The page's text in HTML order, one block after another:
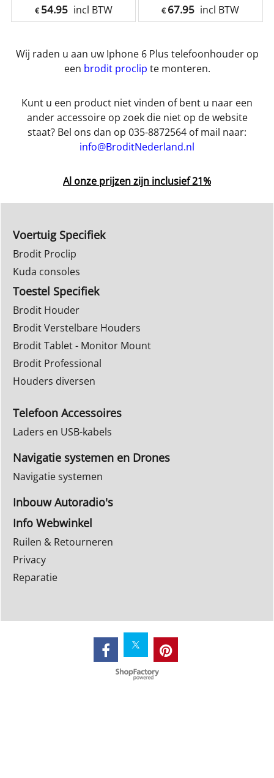
€ 54.95 incl BTW € 67.95 incl BTW
Wij raden u aan uw Iphone 6 Plus telefoonhouder op
een brodit proclip te monteren.
Kunt u een product niet vinden of bent u naar een
ander accessoire op zoek die niet op de website
staat? Bel ons dan op 035-8872564 of mail naar:
info@BroditNederland.nl
Al onze prijzen zijn inclusief 21%
Voertuig Specifiek
Brodit Proclip
Kuda consoles
Toestel Specifiek
Brodit Houder
Brodit Verstelbare Houders
Brodit Tablet - Monitor Mount
Brodit Professional
Houders diversen
Telefoon Accessoires
Laders en USB-kabels
Navigatie systemen en Drones
Navigatie systemen
Inbouw Autoradio's
Info Webwinkel
Ruilen & Retourneren
Privacy
Reparatie
Webwinkel gemaakt met
ShopFactory webwinkel